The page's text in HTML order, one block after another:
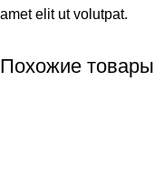
amet elit ut volutpat.
Похожие товары